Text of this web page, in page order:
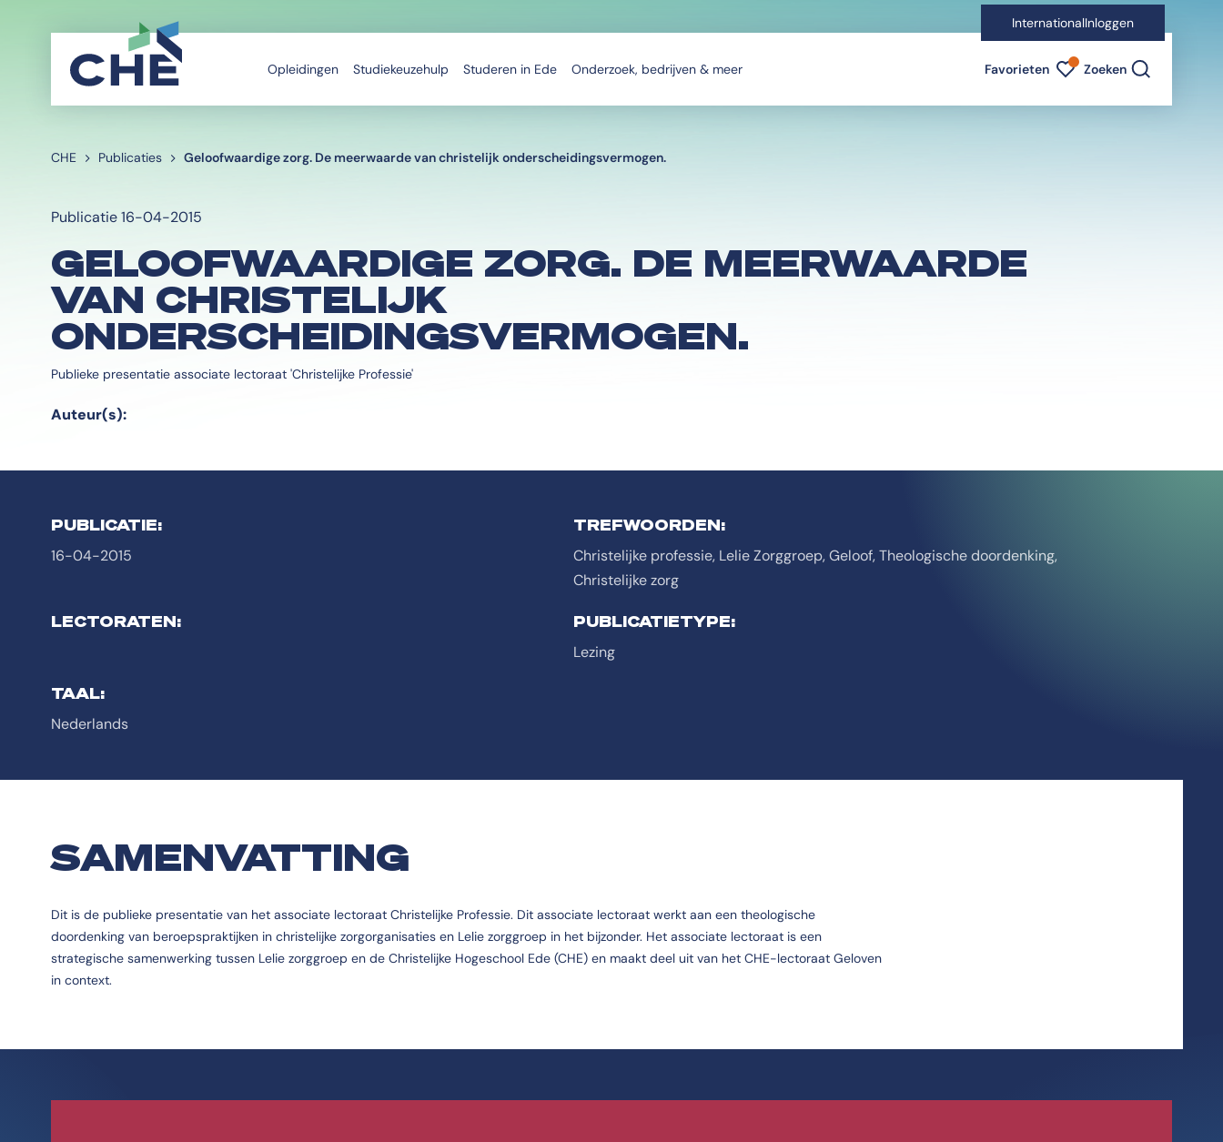
InternationalInloggen
Opleidingen Studiekeuzehulp Studeren in Ede Onderzoek, bedrijven & meer Favorieten Favorieten indicator
Zoeken
CHE Publicaties Geloofwaardige zorg. De meerwaarde van christelijk onderscheidingsvermogen.
Publicatie 16-04-2015
GELOOFWAARDIGE ZORG. DE MEERWAARDE
VAN CHRISTELIJK
ONDERSCHEIDINGSVERMOGEN.
Publieke presentatie associate lectoraat 'Christelijke Professie'
Auteur(s):
PUBLICATIE:
16-04-2015
TREFWOORDEN:
Christelijke professie, Lelie Zorggroep, Geloof, Theologische doordenking,
Christelijke zorg
LECTORATEN:
PUBLICATIETYPE:
Lezing
TAAL:
Nederlands
SAMENVATTING
Dit is de publieke presentatie van het associate lectoraat Christelijke Professie. Dit associate lectoraat werkt aan een theologische
doordenking van beroepspraktijken in christelijke zorgorganisaties en Lelie zorggroep in het bijzonder. Het associate lectoraat is een
strategische samenwerking tussen Lelie zorggroep en de Christelijke Hogeschool Ede (CHE) en maakt deel uit van het CHE-lectoraat Geloven
in context.